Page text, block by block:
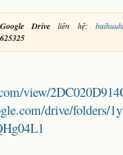
Google Drive liên hệ:
view/
drive/folders/